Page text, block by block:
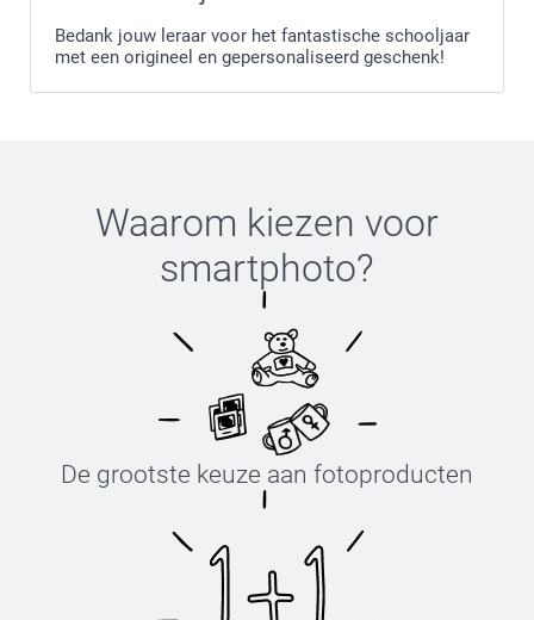
hier
Bedank jouw leraar voor het fantastische schooljaar
met een origineel en gepersonaliseerd geschenk!
Waarom kiezen voor
smartphoto?
De grootste keuze aan fotoproducten